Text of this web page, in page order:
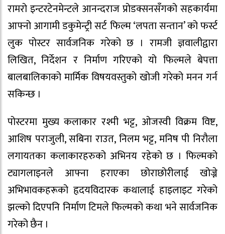
रामरो इन्टरटेनमेन्टले आनन्दराज प्रोडक्सनसँगको सहकार्यमा
आफ्नो आगामी डकुमेन्ट्री सर्ट फिल्म ‘लपता सन्तान’ को फर्स्ट
लुक पोस्टर सार्वजनिक गरेको छ । रामजी ज्ञवालीद्वारा
लिखित, निर्देशन र निर्माण गरिएको यो फिल्मले बेपत्ता
बालबालिकाको मार्मिक विषयवस्तुको खोजी गरेको मनन गर्न
सकिन्छ ।
पोस्टरमा मुख्य कलाकार रश्मी भट्ट, ओजस्वी विक्रम विष्ट,
आशिष पराजुली, सबिना राउत, निलम भट्ट, मनिष पी निरौला
लगायतका कलाकारहरुको अभिनय रहेको छ । फिल्मको
ट्यागलाइनले आफ्ना हराएका छोराछोरीलाई खोज्ने
अभिभावकहरूको हृदयविदारक कथालाई हाइलाइट गरेको
झल्को दिएपनि निर्माण टिमले फिल्मको कथा भने सार्वजनिक
गरेको छैन ।